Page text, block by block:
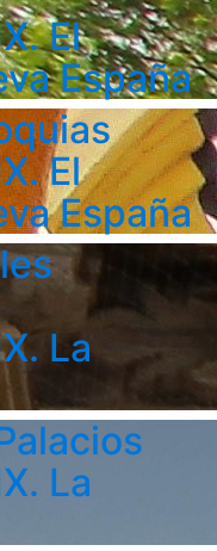
El
España
El
España
La
La